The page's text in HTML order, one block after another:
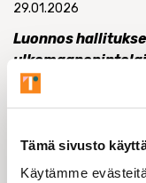
Tämä sivusto
Käytämme
29.01.2026
Luonnos
tunnustamisesta
Tieteentekijät